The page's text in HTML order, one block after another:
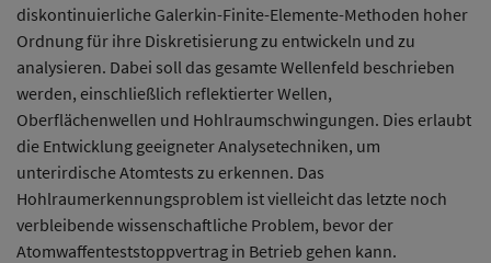
diskontinuierliche Galerkin-Finite-Elemente-Methoden hoher
Ordnung für ihre Diskretisierung zu entwickeln und zu
analysieren. Dabei soll das gesamte Wellenfeld beschrieben
werden, einschließlich reflektierter Wellen,
Oberflächenwellen und Hohlraumschwingungen. Dies erlaubt
die Entwicklung geeigneter Analysetechniken, um
unterirdische Atomtests zu erkennen. Das
Hohlraumerkennungsproblem ist vielleicht das letzte noch
verbleibende wissenschaftliche Problem, bevor der
Atomwaffenteststoppvertrag in Betrieb gehen kann.